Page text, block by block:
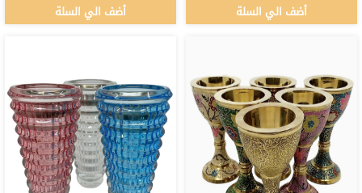
أضف الي السلة أضف الي السلة